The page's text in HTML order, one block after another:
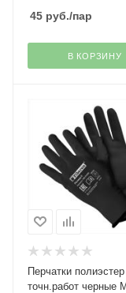
45 руб./пар
В КОРЗИНУ
Перчатки
точн.работ черные